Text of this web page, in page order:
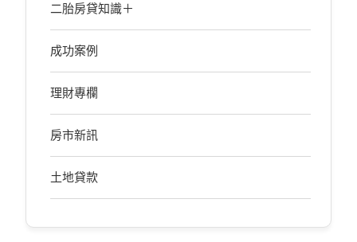
二胎房貸知識＋
成功案例
理財專欄
房市新訊
土地貸款